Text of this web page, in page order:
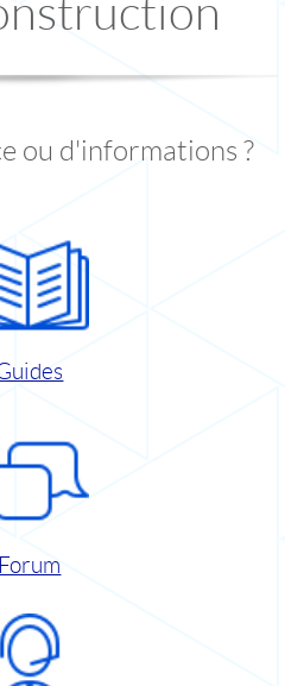
ou d'informations ?
Forum